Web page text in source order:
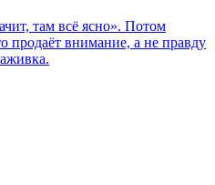
там всё ясно». Потом
продаёт внимание, а не правду